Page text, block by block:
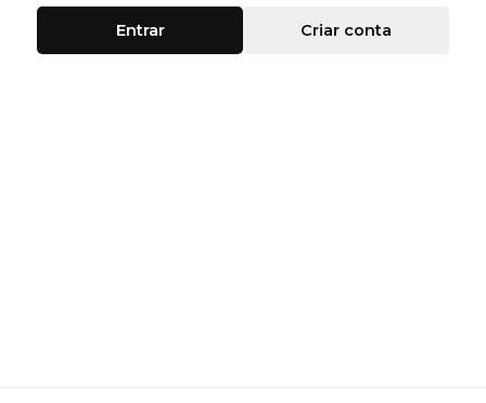
Entrar Criar conta